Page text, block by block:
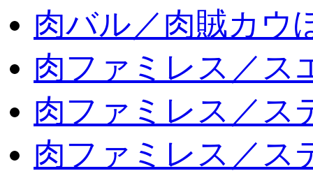
肉バル／肉賊カウ
肉ファミレス／ス
肉ファミレス／ス
肉ファミレス／ス